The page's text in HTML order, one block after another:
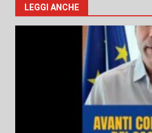
LEGGI ANCHE